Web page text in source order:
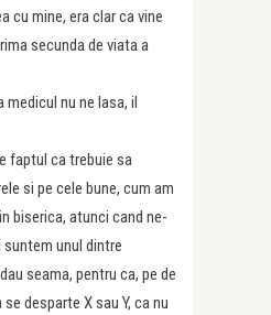
cu mine, era clar ca vine
secunda de viata a
medicul nu ne lasa, il
faptul ca trebuie sa
si pe cele bune, cum am
biserica, atunci cand ne-
unul dintre
seama, pentru ca, pe de
desparte X sau Y, ca nu